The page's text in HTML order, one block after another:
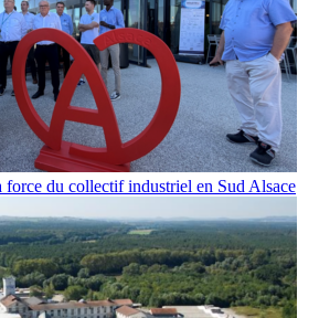
du collectif industriel en Sud Alsace